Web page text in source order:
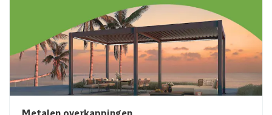
Metalen overkappingen